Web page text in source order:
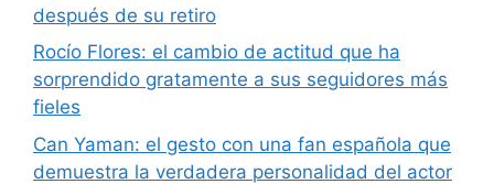
después de su retiro
Rocío Flores: el cambio de actitud que ha
sorprendido gratamente a sus seguidores más
fieles
Can Yaman: el gesto con una fan española que
demuestra la verdadera personalidad del actor